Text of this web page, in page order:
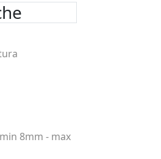
8mm - max